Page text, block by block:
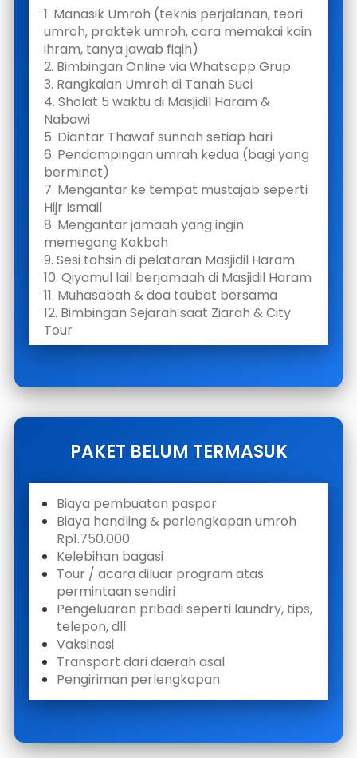
1. Manasik Umroh (teknis perjalanan, teori
umroh, praktek umroh, cara memakai kain
ihram, tanya jawab fiqih)
2. Bimbingan Online via Whatsapp Grup
3. Rangkaian Umroh di Tanah Suci
4. Sholat 5 waktu di Masjidil Haram &
Nabawi
5. Diantar Thawaf sunnah setiap hari
6. Pendampingan umrah kedua (bagi yang
berminat)
7. Mengantar ke tempat mustajab seperti
Hijr Ismail
8. Mengantar jamaah yang ingin
memegang Kakbah
9. Sesi tahsin di pelataran Masjidil Haram
10. Qiyamul lail berjamaah di Masjidil Haram
11. Muhasabah & doa taubat bersama
12. Bimbingan Sejarah saat Ziarah & City
Tour
PAKET BELUM TERMASUK
Biaya pembuatan paspor
Biaya handling & perlengkapan umroh
Rp1.750.000
Kelebihan bagasi
Tour / acara diluar program atas
permintaan sendiri
Pengeluaran pribadi seperti laundry, tips,
telepon, dll
Vaksinasi
Transport dari daerah asal
Pengiriman perlengkapan